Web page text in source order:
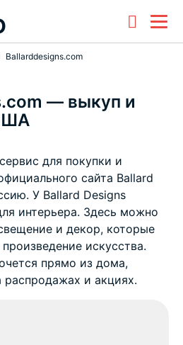
Ballarddesigns.com
— выкуп и
для покупки и
сайта Ballard
У Ballard Designs
интерьера. Здесь можно
и декор, которые
искусства.
прямо из дома,
распродажах и акциях.